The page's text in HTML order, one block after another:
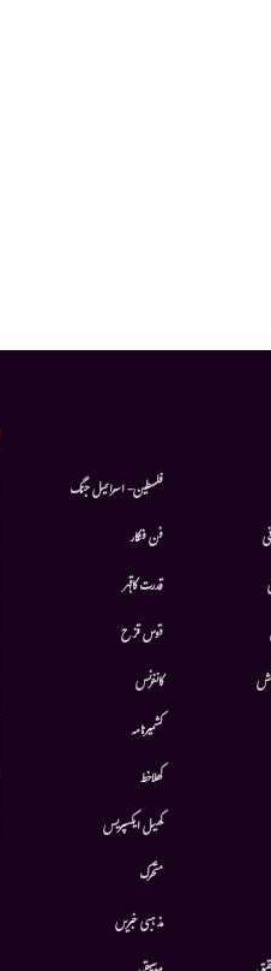
فلسطین- اسرائیل جنگ
فن فنکار
قدرت کاقہر
قوس قزح
کانفرنس
کشمیرنامہ
کھلاخط
کھیل ایکسپریس
متحرك
مذہبی خبریں